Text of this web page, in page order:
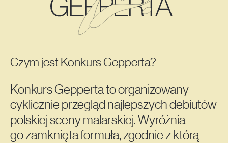
Konkurs Malarski im. Eugeniusza Gepperta
Czym jest Konkurs Gepperta?
Konkurs Gepperta to organizowany
cyklicznie przegląd najlepszych debiutów
polskiej sceny malarskiej. Wyróżnia
go zamknięta formuła, zgodnie z którą